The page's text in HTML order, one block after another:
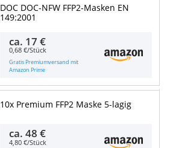
DOC DOC-NFW FFP2-Masken EN
149:2001
ca. 17 €
0,68 €/Stück
Gratis Premiumversand mit
Amazon Prime
10x Premium FFP2 Maske 5-lagig
ca.48 €
4,80 €/Stück